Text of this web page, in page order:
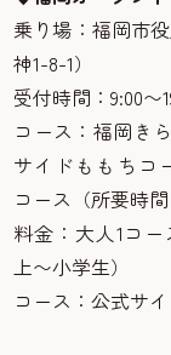
乗り場：福岡市
神1-8-1）
受付時間：9:00〜
コース：福岡き
サイドももちコ
コース（所要時間
料金：大人1コ
上〜小学生）
コース：公式サイ